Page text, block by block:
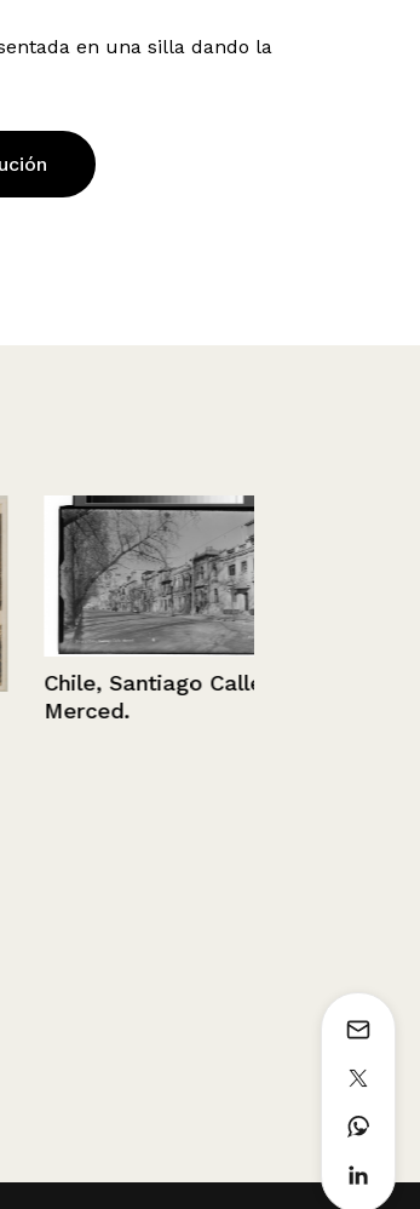
en una silla dando la
Chile, Santiago Calle
Merced.